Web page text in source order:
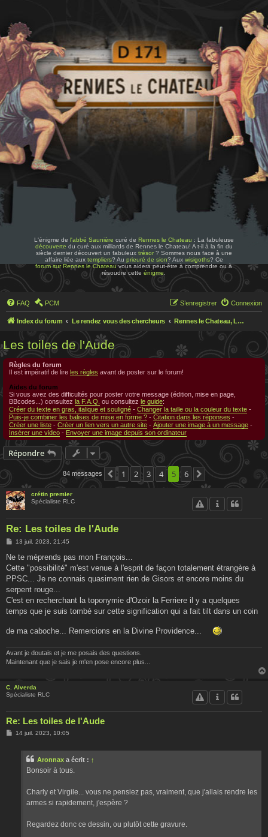
L'énigme de l'abbé Saunière curé de Rennes le Chateau : La fabuleuse
découverte du curé aux milliards de Rennes le Chateau! A t-il à la fin du
siècle dernier découvert un fabuleux trésor? Sommes nous face à une
affaire liée aux templiers? Au prieuré de sion? Aux wisigoths? Ce
forum sur Rennes le Chateauvous aidera peut-être à comprendre ou à
résoudre cetteénigme
FAQ PCM Connexion
S’enregistrer
Index du forum Le rendez vous des chercheurs Rennes le Chateau, Le rendez-vous des chercheurs
Les toiles de l'Aude
Règles du forum
Il est impératif de lire les règles avant de poster sur le forum!
Aides du forum
Si vous avez des difficultés pour poster votre message (édition, mise en page,
BBcodes...) consultez la F.A.Q. ou consultez le guide:
Créer du texte en gras, italique et souligné - Changer la taille ou la couleur du texte -
Puis-je combiner les balises de mise en forme ? - Citation dans les réponses -
Créer une liste - Créer un lien vers un autre site - Ajouter une image à un message -
Insérer une video - Envoyer une image depuis son ordinateur
Répondre
84 messages Précédente
1 2 3 4 5 6 Suivante
crétin premier
Spécialiste RLC
Re: Les toiles de l'Aude
M
s
a
g
13 juil. 2023, 21:45
Ne te méprends pas mon François...
Cette "possibilité" m'est venue à l'esprit de façon totalement étrangère à
PPSC... Je ne connais quasiment rien de Gisors et encore moins du
serpent rouge...
C'est en recherchant la toponymie d'Ozoir la Ferriere il y a quelques
temps que je suis tombé sur cette signification qui a fait tilt dans un coin
de ma caboche... Remercions en la Divine Providence...
Avant je doutais et je me posais des questions.
Maintenant que je sais je m'en pose encore plus...
C. Alverda
Spécialiste RLC
Re: Les toiles de l'Aude
M14 juil. 2023, 10:05
Aronnax a écrit : ↑
Bonsoir à tous.
Charly et Virgile... vous ne pensiez pas, vraiment, que j'allais rendre les
armes si rapidement, j'espère ?
Regardez donc ce dessin, ou plutôt cette gravure.